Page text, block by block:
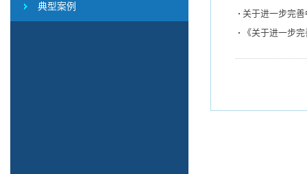
典型案例
关于进一步完
《关于进一步